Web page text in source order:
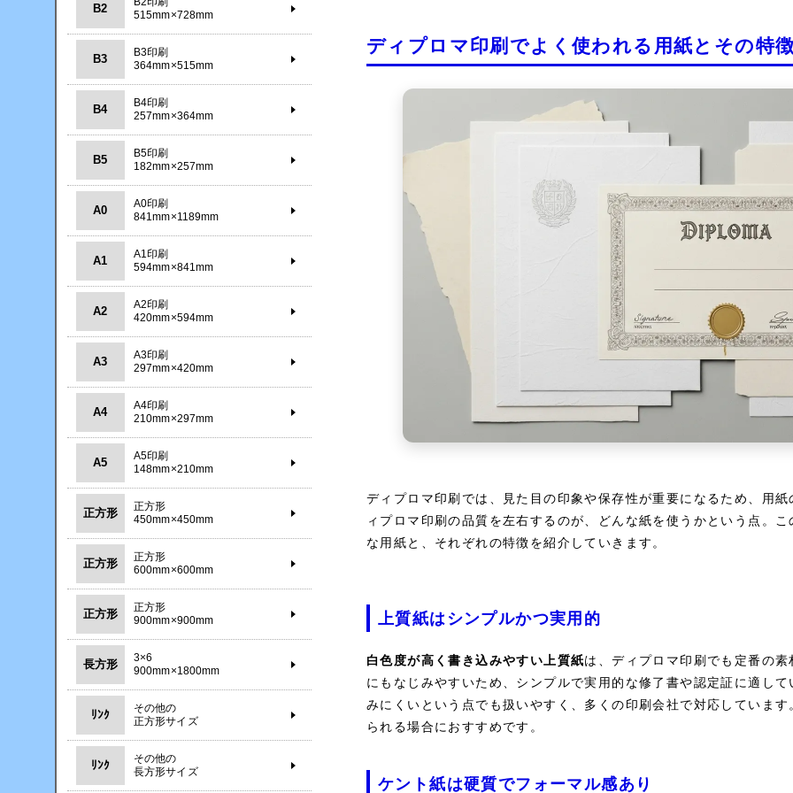
ディプロマ印刷でよく使われる用紙とその特
ディプロマ印刷では、見た目の印象や保存性が重要になるため、用
ィプロマ印刷の品質を左右するのが、どんな紙を使うかという点。
な用紙と、それぞれの特徴を紹介していきます。
上質紙はシンプルかつ実用的
白色度が高く書き込みやすい上質紙は、ディプロマ印刷でも定番の
にもなじみやすいため、シンプルで実用的な修了書や認定証に適し
みにくいという点でも扱いやすく、多くの印刷会社で対応していま
られる場合におすすめです。
ケント紙は硬質でフォーマル感あり
B2
515mm×728mm
B3
B3印刷
364mm×515mm
B4
B4印刷
257mm×364mm
B5
B5印刷
182mm×257mm
A0
A0印刷
841mm×1189mm
A1
A1印刷
594mm×841mm
A2
A2印刷
420mm×594mm
A3
A3印刷
297mm×420mm
A4
A4印刷
210mm×297mm
A5
A5印刷
148mm×210mm
正方形
正方形
450mm×450mm
正方形
正方形
600mm×600mm
正方形
正方形
900mm×900mm
長方形
3×6
900mm×1800mm
ﾘﾝｸ
その他の
正方形サイズ
ﾘﾝｸ
その他の
長方形サイズ